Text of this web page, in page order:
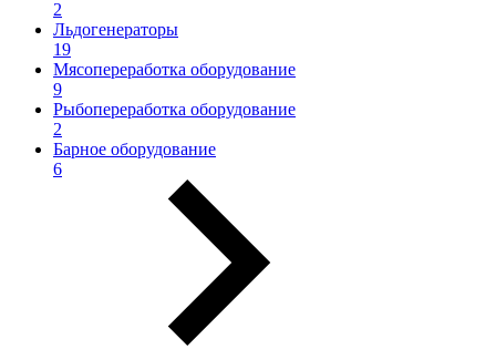
2
Льдогенераторы
19
Мясопереработка оборудование
9
Рыбопереработка оборудование
2
Барное оборудование
6